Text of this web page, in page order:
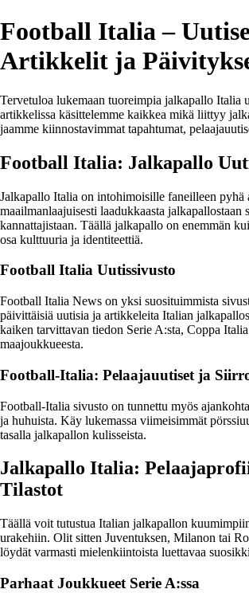
Football Italia –
Artikkelit ja
Tervetuloa lukemaan tuoreimpia jalkapallo Italia
artikkelissa käsittelemme kaikkea mikä liittyy
jaamme kiinnostavimmat tapahtumat,
Football Italia: Jalkapallo
Jalkapallo Italia on intohimoisille faneilleen pyhä
maailmanlaajuisesti laadukkaasta jalkapallostaan
kannattajistaan. Täällä jalkapallo on enemmän
osa kulttuuria ja identiteettiä.
Football Italia Uutissivusto
Football Italia News on yksi suosituimmista
päivittäisiä uutisia ja artikkeleita Italian
kaiken tarvittavan tiedon Serie A:sta, Coppa
maajoukkueesta.
Football-Italia: Pelaajauutiset ja
Football-Italia sivusto on tunnettu myös
ja huhuista. Käy lukemassa viimeisimmät
tasalla jalkapallon kulisseista.
Jalkapallo Italia:
Tilastot
Täällä voit tutustua Italian jalkapallon
urakehiin. Olit sitten Juventuksen, Milanon tai
löydät varmasti mielenkiintoista luettavaa
Parhaat Joukkueet Serie A:ssa